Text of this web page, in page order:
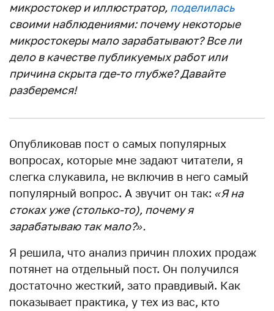
микростокер и иллюстратор, поделилась
своими наблюдениями: почему некоторые
микростокеры мало зарабатывают? Все ли
дело в качестве публикуемых работ или
причина скрыта где-то глубже? Давайте
разберемся!
Опубликовав пост о самых популярных
вопросах, которые мне задают читатели, я
слегка слукавила, не включив в него самый
популярный вопрос. А звучит он так: «Я на
стоках уже (столько-то), почему я
зарабатываю так мало?».
Я решила, что анализ причин плохих продаж
потянет на отдельный пост. Он получился
достаточно жесткий, зато правдивый. Как
показывает практика, у тех из вас, кто